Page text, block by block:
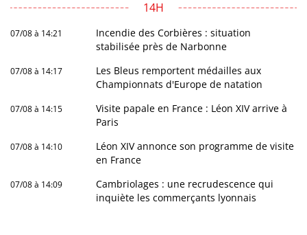
14H
07/08 à 14:21
Incendie des Corbières : situation
stabilisée près de Narbonne
07/08 à 14:17
Les Bleus remportent médailles aux
Championnats d'Europe de natation
07/08 à 14:15
Visite papale en France : Léon XIV arrive à
Paris
07/08 à 14:10
Léon XIV annonce son programme de visite
en France
07/08 à 14:09
Cambriolages : une recrudescence qui
inquiète les commerçants lyonnais